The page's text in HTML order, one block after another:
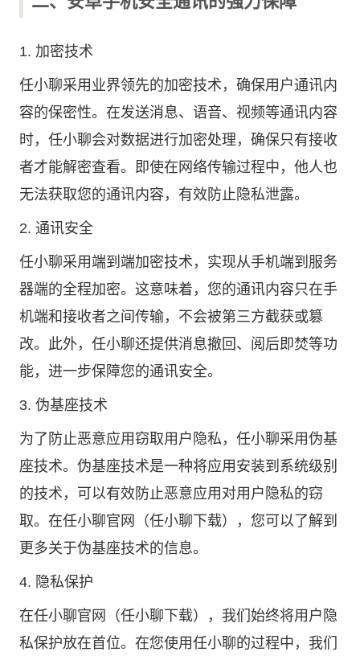
1. 加密技术
任小聊采用业界领先的加密技术，确保用户通讯内
容的保密性。在发送消息、语音、视频等通讯内容
时，任小聊会对数据进行加密处理，确保只有接收
者才能解密查看。即使在网络传输过程中，他人也
无法获取您的通讯内容，有效防止隐私泄露。
2. 通讯安全
任小聊采用端到端加密技术，实现从手机端到服务
器端的全程加密。这意味着，您的通讯内容只在手
机端和接收者之间传输，不会被第三方截获或篡
改。此外，任小聊还提供消息撤回、阅后即焚等功
能，进一步保障您的通讯安全。
3. 伪基座技术
为了防止恶意应用窃取用户隐私，任小聊采用伪基
座技术。伪基座技术是一种将应用安装到系统级别
的技术，可以有效防止恶意应用对用户隐私的窃
取。在任小聊官网（任小聊下载），您可以了解到
更多关于伪基座技术的信息。
4. 隐私保护
在任小聊官网（任小聊下载），我们始终将用户隐
私保护放在首位。在您使用任小聊的过程中，我们